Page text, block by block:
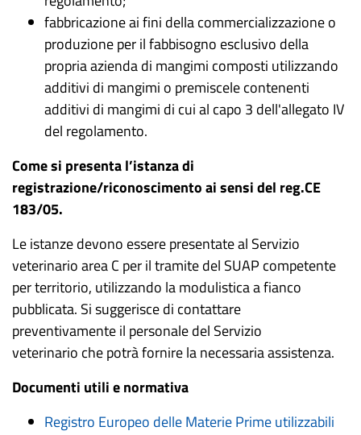
fabbricazione ai fini della commercializzazione o
produzione per il fabbisogno esclusivo della
propria azienda di mangimi composti utilizzando
additivi di mangimi o premiscele contenenti
additivi di mangimi di cui al capo 3 dell'allegato IV
del regolamento.
Come si presenta l’istanza di
registrazione/riconoscimento ai sensi del reg.CE
183/05.
Le istanze devono essere presentate al Servizio
veterinario area C per il tramite del SUAP competente
per territorio, utilizzando la modulistica a fianco
pubblicata. Si suggerisce di contattare
preventivamente il personale del Servizio
veterinario che potrà fornire la necessaria assistenza.
Documenti utili e normativa
Registro Europeo delle Materie Prime utilizzabili